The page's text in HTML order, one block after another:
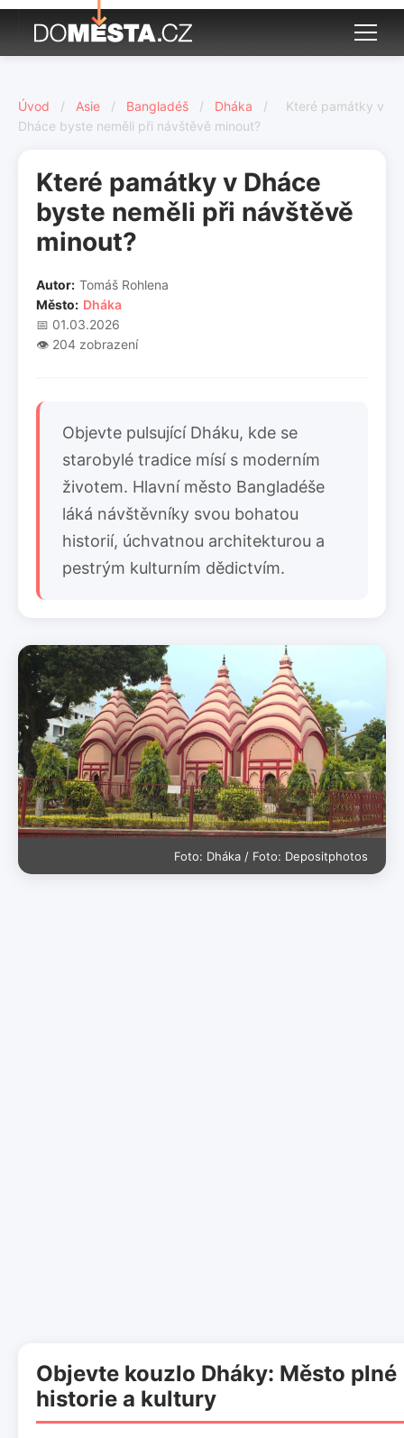
Úvod / Asie / Bangladéš / Dháka /
Které památky v
Dháce byste neměli při návštěvě minout?
Které památky v Dháce
byste neměli při návštěvě
minout?
Autor: Tomáš Rohlena
Město: Dháka
📅 01.03.2026
👁️ 204 zobrazení
Objevte pulsující Dháku, kde se
starobylé tradice mísí s moderním
životem. Hlavní město Bangladéše
láká návštěvníky svou bohatou
historií, úchvatnou architekturou a
pestrým kulturním dědictvím.
Foto: Dháka / Foto: Depositphotos
Objevte kouzlo Dháky: Město plné
historie a kultury